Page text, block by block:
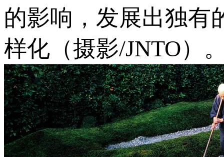
的影响，发展出独有
样化（摄影/JNTO）